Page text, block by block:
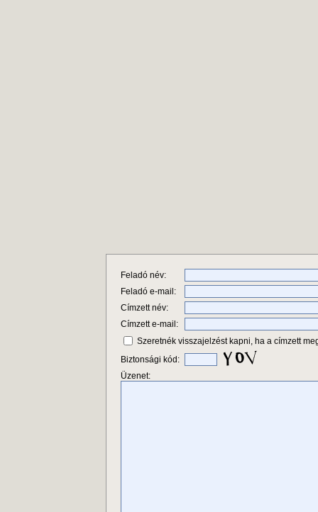
Feladó név:
Feladó e-mail:
Címzett név:
Címzett e-mail:
Szeretnék visszajelzést kapni, ha a címzett
Biztonsági kód:
Üzenet: